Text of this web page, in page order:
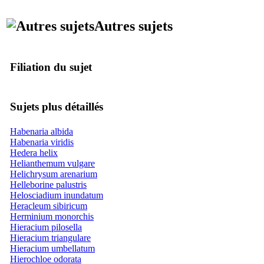
Autres sujets
Filiation du sujet
Sujets plus détaillés
Habenaria albida
Habenaria viridis
Hedera helix
Helianthemum vulgare
Helichrysum arenarium
Helleborine palustris
Helosciadium inundatum
Heracleum sibiricum
Herminium monorchis
Hieracium pilosella
Hieracium triangulare
Hieracium umbellatum
Hierochloe odorata